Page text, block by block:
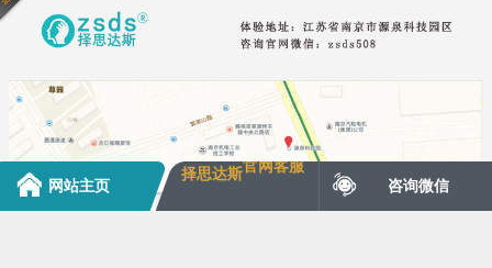
网站主页
择思达斯官网客服
咨询微信